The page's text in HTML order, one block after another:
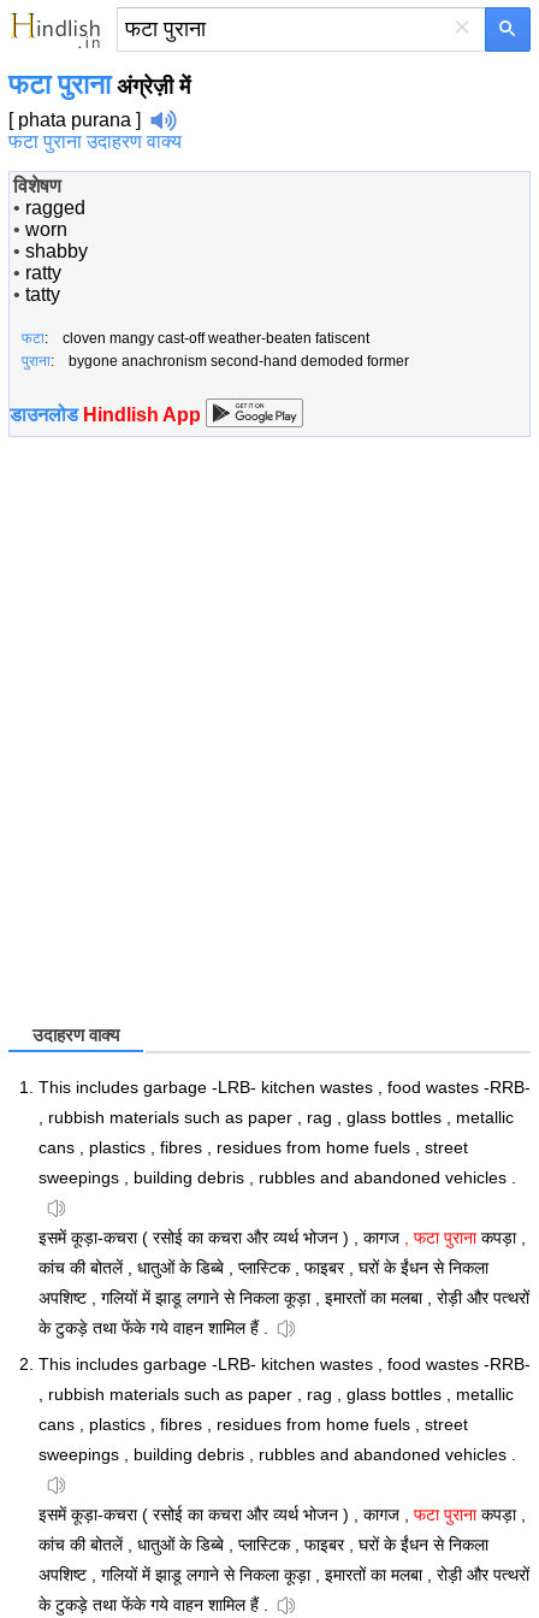
×
फटा पुरानाअंग्रेज़ी में
[ phata purana ]
फटा पुराना उदाहरण वाक्य
विशेषण
• ragged
• worn
• shabby
• ratty
• tatty
फटा: cloven mangy cast-off weather-beaten fatiscent
पुराना: bygone anachronism second-hand demoded former
डाउनलोड Hindlish App
उदाहरण वाक्य
This includes garbage -LRB- kitchen wastes , food wastes -RRB-
, rubbish materials such as paper , rag , glass bottles , metallic
cans , plastics , fibres , residues from home fuels , street
sweepings , building debris , rubbles and abandoned vehicles .
इसमें कूड़ा-कचरा ( रसोई का कचरा और व्यर्थ भोजन ) , कागज , फटा पुरानाकपड़ा ,
कांच की बोतलें , धातुओं के डिब्बे , प्लास्टिक , फाइबर , घरों के ईंधन से निकला
अपशिष्ट , गलियों में झाडू लगाने से निकला कूड़ा , इमारतों का मलबा , रोड़ी और पत्थरों
के टुकड़े तथा फेंके गये वाहन शामिल हैं .
This includes garbage -LRB- kitchen wastes , food wastes -RRB-
, rubbish materials such as paper , rag , glass bottles , metallic
cans , plastics , fibres , residues from home fuels , street
sweepings , building debris , rubbles and abandoned vehicles .
इसमें कूड़ा-कचरा ( रसोई का कचरा और व्यर्थ भोजन ) , कागज , फटा पुरानाकपड़ा ,
कांच की बोतलें , धातुओं के डिब्बे , प्लास्टिक , फाइबर , घरों के ईंधन से निकला
अपशिष्ट , गलियों में झाडू लगाने से निकला कूड़ा , इमारतों का मलबा , रोड़ी और पत्थरों
के टुकड़े तथा फेंके गये वाहन शामिल हैं .